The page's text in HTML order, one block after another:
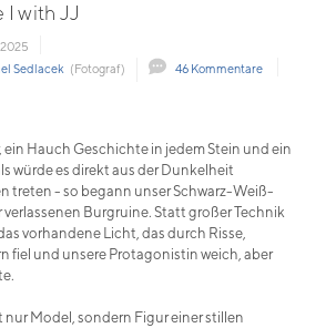
I with JJ
Sedlacek (Fotograf) 46 Kommentare
ein Hauch Geschichte in jedem Stein und ein
würde es direkt aus der Dunkelheit
treten - so begann unser Schwarz-Weiß-
Burgruine. Statt großer Technik
vorhandene Licht, das durch Risse,
fiel und unsere Protagonistin weich, aber
nur Model, sondern Figur einer stillen